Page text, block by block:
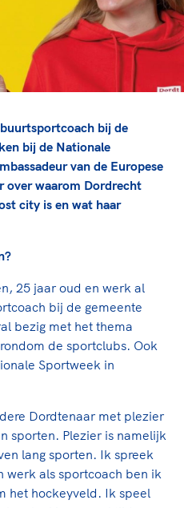
pleintjes, tijdens
te skaten of naar
Diede de
Of met trots te
van je dochter,
moeder of de
kader
club? Wat mag wel
2027
topsport
de volgende functies
experts, coaches,
managers en
bij de
bij de Nationale
van de Europese
over waarom Dordrecht
city is en wat haar
25 jaar oud en werk al
bij de gemeente
bezig met het thema
de sportclubs. Ook
Sportweek in
Dordtenaar met plezier
sporten. Plezier is namelijk
lang sporten. Ik spreek
werk als sportcoach ben ik
het hockeyveld. Ik speel